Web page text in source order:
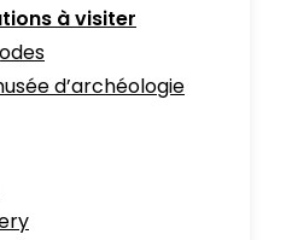
à visiter
d’archéologie